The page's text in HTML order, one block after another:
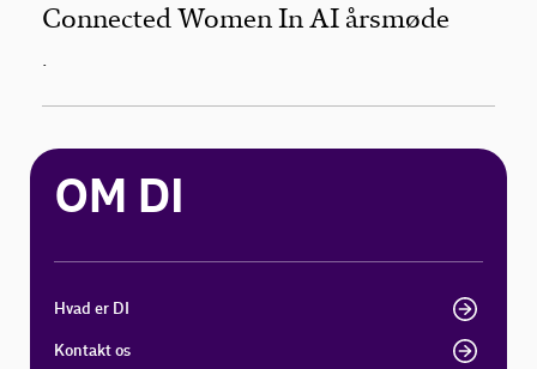
Connected Women In AI årsmøde
.
OM DI
Hvad er DI
Kontakt os